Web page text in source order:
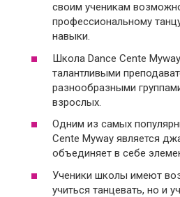
своим ученикам
профессиональному
навыки.
Школа Dance Cente
талантливыми
разнообразными
взрослых.
Одним из самых
Cente Myway является
объединяет в себе
Ученики школы имеют
учиться танцевать, но и